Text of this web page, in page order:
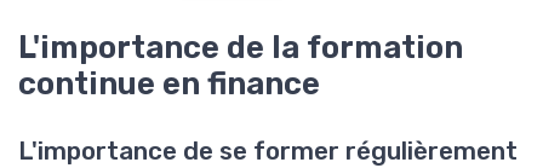
L'importance de la formation
continue en finance
L'importance de se former régulièrement